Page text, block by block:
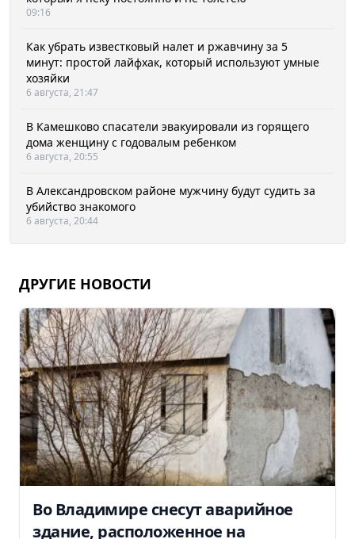
09:16
Как убрать известковый налет и ржавчину за 5
минут: простой лайфхак, который используют умные
хозяйки
6 августа, 21:47
В Камешково спасатели эвакуировали из горящего
дома женщину с годовалым ребенком
6 августа, 20:55
В Александровском районе мужчину будут судить за
убийство знакомого
6 августа, 20:44
ДРУГИЕ НОВОСТИ
Во Владимире снесут аварийное
здание, расположенное на